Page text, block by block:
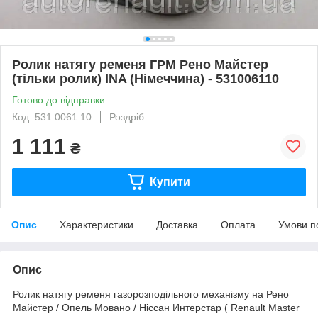
Ролик натягу ременя ГРМ Рено Майстер
(тільки ролик) INA (Німеччина) - 531006110
Готово до відправки
Код: 531 0061 10
Роздріб
1 111 ₴
Купити
Опис Характеристики Доставка Оплата Умови
Опис
Ролик натягу ременя газорозподільного механізму на Рено
Майстер / Опель Мовано / Ніссан Интерстар ( Renault Master